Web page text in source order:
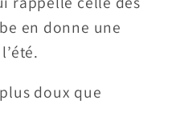
en donne une
doux que